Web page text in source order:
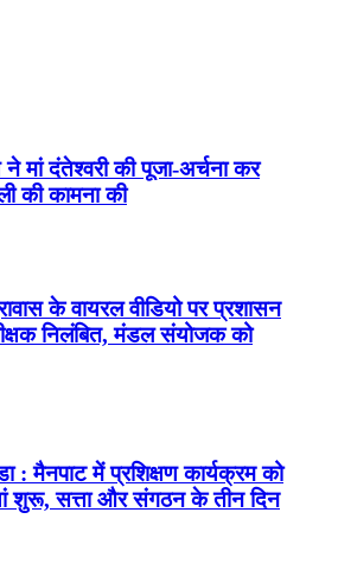
मां दंतेश्वरी की पूजा-अर्चना कर
की कामना की
के वायरल वीडियो पर प्रशासन
निलंबित, मंडल संयोजक को
मैनपाट में प्रशिक्षण कार्यक्रम को
शुरू, सत्ता और संगठन के तीन दिन